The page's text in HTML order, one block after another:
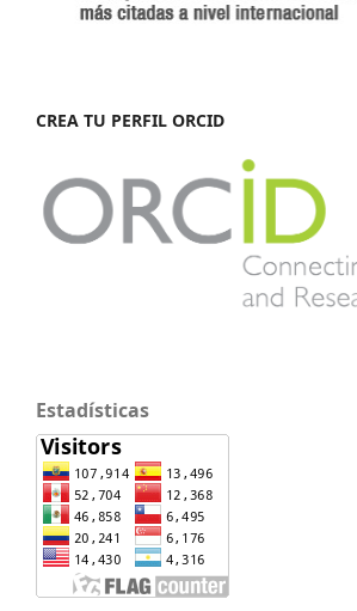
CREA TU PERFIL ORCID
Estadísticas